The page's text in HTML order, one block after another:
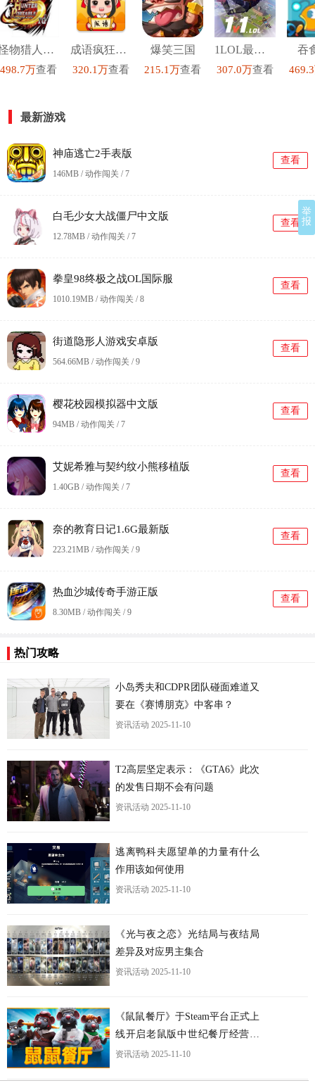
怪物猎人P3汉化高清版
498.7万查看
成语疯狂猜红包版
320.1万查看
爆笑三国
215.1万查看
1LOL最新版
307.0万查看
吞
最新游戏
神庙逃亡2手表版
146MB / 动作闯关 /7
查看
白毛少女大战僵尸中文版
12.78MB / 动作闯关 /7
查看
拳皇98终极之战OL国际服
1010.19MB / 动作闯关 /8
查看
街道隐形人游戏安卓版
564.66MB / 动作闯关 /9
查看
樱花校园模拟器中文版
94MB / 动作闯关 /7
查看
艾妮希雅与契约纹小熊移植版
1.40GB / 动作闯关 /7
查看
奈的教育日记1.6G最新版
223.21MB / 动作闯关 /9
查看
热血沙城传奇手游正版
8.30MB / 动作闯关 /9
查看
热门攻略
小岛秀夫和CDPR团队碰面难道又
要在《赛博朋克》中客串？
资讯活动 2025-11-10
T2高层坚定表示：《GTA6》此次
的发售日期不会有问题
资讯活动 2025-11-10
逃离鸭科夫愿望单的力量有什么
作用该如何使用
资讯活动 2025-11-10
《光与夜之恋》光结局与夜结局
差异及对应男主集合
资讯活动 2025-11-10
《鼠鼠餐厅》于Steam平台正式上
线开启老鼠版中世纪餐厅经营之
旅
资讯活动 2025-11-10
举
报